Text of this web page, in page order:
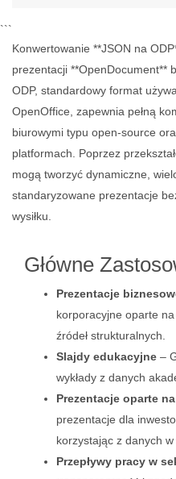
```
Konwertowanie **JSON na
prezentacji **OpenDocument**
ODP, standardowy format
OpenOffice, zapewnia pełną
biurowymi typu open-source
platformach. Poprzez
mogą tworzyć dynamiczne,
standaryzowane prezentacje
wysiłku.
Główne
Prezentacje
korporacyjne oparte
źródeł strukturalnych.
Slajdy edukacyjne –
wykłady z danych
Prezentacje oparte
prezentacje dla
korzystając z danych
Przepływy pracy w